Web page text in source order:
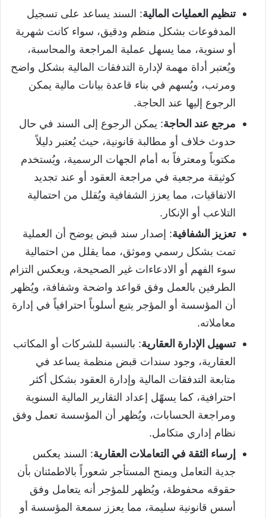
تنظيم العمليات المالية: السند يساعد على تسجيل
المدفوعات بشكل منظم ودقيق، سواء كانت شهرية
أو سنوية، مما يسهل عملية المراجعة والمحاسبة،
ويُعتبر أداة مهمة لإدارة التدفقات المالية بشكل واضح
ومرتب، ويُسهم في بناء قاعدة بيانات مالية يمكن
الرجوع إليها عند الحاجة.
مرجع عند الحاجة: يمكن الرجوع إلى السند في حال
حدوث خلاف أو مطالبة قانونية، حيث يُعتبر دليلاً
مكتوباً ومعترفاً به أمام الجهات الرسمية، ويُستخدم
كوثيقة مرجعية في مراجعة العقود أو عند تجديد
الاتفاقيات، مما يعزز الشفافية ويُقلل من احتمالية
التلاعب أو الإنكار.
تعزيز الشفافية: إصدار سند قبض يوضح أن العملية
تمت بشكل رسمي وموثق، مما يقلل من احتمالية
سوء الفهم أو الادعاءات غير الصحيحة، ويعكس التزام
الطرفين بالعمل وفق قواعد واضحة وشفافة، ويُظهر
أن المؤسسة أو المؤجر يتبع أسلوباً احترافياً في إدارة
معاملاته.
تسهيل الإدارة العقارية: بالنسبة للشركات أو المكاتب
العقارية، وجود سندات قبض منظمة يساعد في
متابعة التدفقات المالية وإدارة العقود بشكل أكثر
احترافية، كما يسهّل إعداد التقارير المالية السنوية
ومراجعة الحسابات، ويُظهر أن المؤسسة تعمل وفق
نظام إداري متكامل.
إرساء الثقة في التعاملات العقارية: السند يعكس
جدية التعامل ويمنح المستأجر شعوراً بالاطمئنان بأن
حقوقه محفوظة، ويُظهر للمؤجر أنه يتعامل وفق
أسس قانونية سليمة، مما يعزز سمعة المؤسسة أو